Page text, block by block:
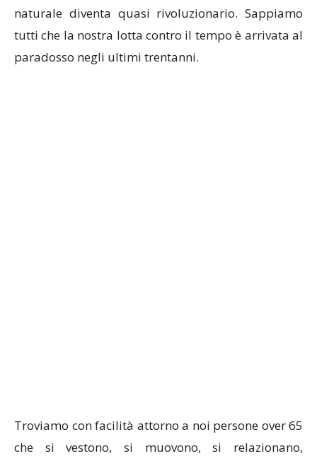
naturale diventa quasi rivoluzionario. Sappiamo
tutti che la nostra lotta contro il tempo è arrivata al
paradosso negli ultimi trentanni.
Troviamo con facilità attorno a noi persone over 65
che si vestono, si muovono, si relazionano,